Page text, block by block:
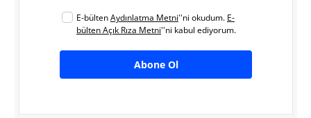
E-bültenAydınlatma Metni''ni okudum. E-
bülten Açık Rıza Metni''ni kabul ediyorum.
Abone Ol